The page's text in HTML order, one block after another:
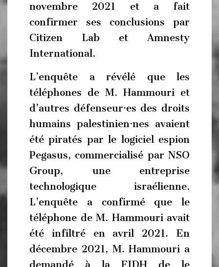
novembre 2021 et a fait
confirmer ses conclusions par
Citizen Lab et Amnesty
International.
L’enquête a révélé que les
téléphones de M. Hammouri et
d’autres défenseur·es des droits
humains palestinien·nes avaient
été piratés par le logiciel espion
Pegasus, commercialisé par NSO
Group, une entreprise
technologique israélienne.
L’enquête a confirmé que le
téléphone de M. Hammouri avait
été infiltré en avril 2021. En
décembre 2021, M. Hammouri a
demandé à la FIDH de le